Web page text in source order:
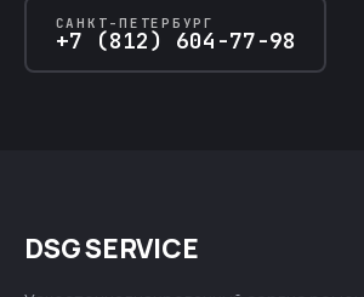
САНКТ-ПЕТЕРБУРГ
+7 (812) 604-77-98
DSG SERVICE